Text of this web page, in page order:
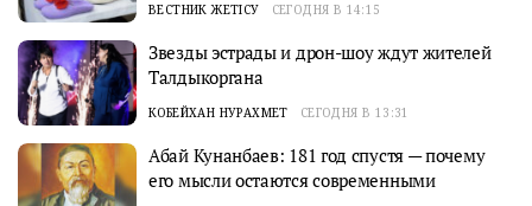
ВЕСТНИК ЖЕТІСУ СЕГОДНЯ В 14:15
Звезды эстрады и дрон-шоу ждут жителей
Талдыкоргана
КОБЕЙХАН НУРАХМЕТ СЕГОДНЯ В 13:31
Абай Кунанбаев: 181 год спустя — почему
его мысли остаются современными